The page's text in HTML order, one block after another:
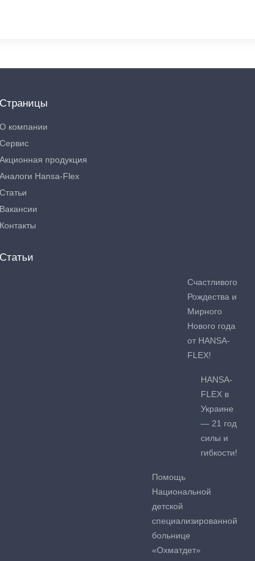
Страницы
О компании
Сервис
Акционная продукция
Аналоги Hansa-Flex
Статьи
Вакансии
Контакты
Статьи
Счастливого
Рождества и
Мирного
Нового года
от HANSA-
FLEX!
HANSA-
FLEX в
Украине
— 21 год
силы и
гибкости!
Помощь
Национальной
детской
специализированной
больнице
«Охматдет»